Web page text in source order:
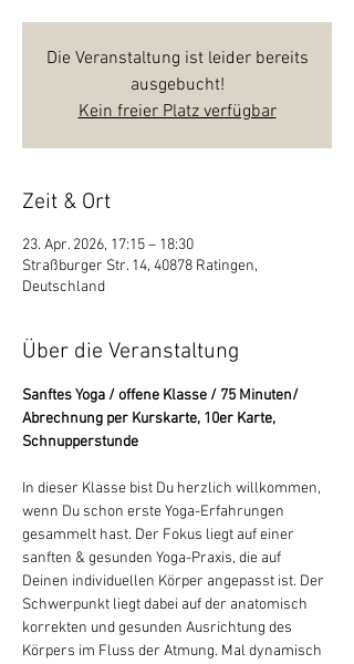
Die Veranstaltung ist leider bereits
ausgebucht!
Kein freier Platz verfügbar
Zeit & Ort
23. Apr. 2026, 17:15 – 18:30
Straßburger Str. 14, 40878 Ratingen,
Deutschland
Über die Veranstaltung
Sanftes Yoga / offene Klasse / 75 Minuten/
Abrechnung per Kurskarte, 10er Karte,
Schnupperstunde
In dieser Klasse bist Du herzlich willkommen,
wenn Du schon erste Yoga-Erfahrungen
gesammelt hast. Der Fokus liegt auf einer
sanften & gesunden Yoga-Praxis, die auf
Deinen individuellen Körper angepasst ist. Der
Schwerpunkt liegt dabei auf der anatomisch
korrekten und gesunden Ausrichtung des
Körpers im Fluss der Atmung. Mal dynamisch